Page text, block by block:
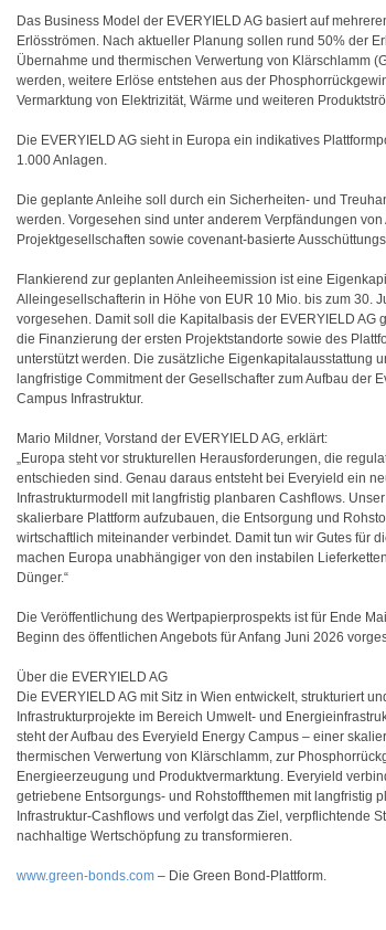
Das Business Model der EVERYIELD AG basiert auf
Erlösströmen. Nach aktueller Planung sollen rund 50% der
Übernahme und thermischen Verwertung von Klärschlamm
werden, weitere Erlöse entstehen aus der
Vermarktung von Elektrizität, Wärme und weiteren
Die EVERYIELD AG sieht in Europa ein indikatives
1.000 Anlagen.
Die geplante Anleihe soll durch ein Sicherheiten- und
werden. Vorgesehen sind unter anderem Verpfändungen von
Projektgesellschaften sowie covenant-basierte
Flankierend zur geplanten Anleiheemission ist eine
Alleingesellschafterin in Höhe von EUR 10 Mio. bis zum 30.
vorgesehen. Damit soll die Kapitalbasis der EVERYIELD AG
die Finanzierung der ersten Projektstandorte sowie des
unterstützt werden. Die zusätzliche Eigenkapitalausstattung
langfristige Commitment der Gesellschafter zum Aufbau der
Campus Infrastruktur.
Mario Mildner, Vorstand der EVERYIELD AG, erklärt:
„Europa steht vor strukturellen Herausforderungen, die
entschieden sind. Genau daraus entsteht bei Everyield ein
Infrastrukturmodell mit langfristig planbaren Cashflows.
skalierbare Plattform aufzubauen, die Entsorgung und
wirtschaftlich miteinander verbindet. Damit tun wir Gutes für
machen Europa unabhängiger von den instabilen
Dünger.“
Die Veröffentlichung des Wertpapierprospekts ist für Ende
Beginn des öffentlichen Angebots für Anfang Juni 2026
Über die EVERYIELD AG
Die EVERYIELD AG mit Sitz in Wien entwickelt, strukturiert
Infrastrukturprojekte im Bereich Umwelt- und
steht der Aufbau des Everyield Energy Campus – einer
thermischen Verwertung von Klärschlamm, zur
Energieerzeugung und Produktvermarktung. Everyield
getriebene Entsorgungs- und Rohstoffthemen mit langfristig
Infrastruktur-Cashflows und verfolgt das Ziel, verpflichtende
nachhaltige Wertschöpfung zu transformieren.
www.green-bonds.com – Die Green Bond-Plattform.